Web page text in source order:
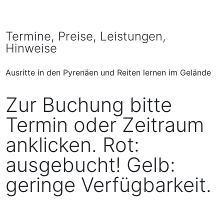
Termine, Preise, Leistungen,
Hinweise
Ausritte in den Pyrenäen und Reiten lernen im Gelände
Zur Buchung bitte
Termin oder Zeitraum
anklicken. Rot:
ausgebucht! Gelb:
geringe Verfügbarkeit.